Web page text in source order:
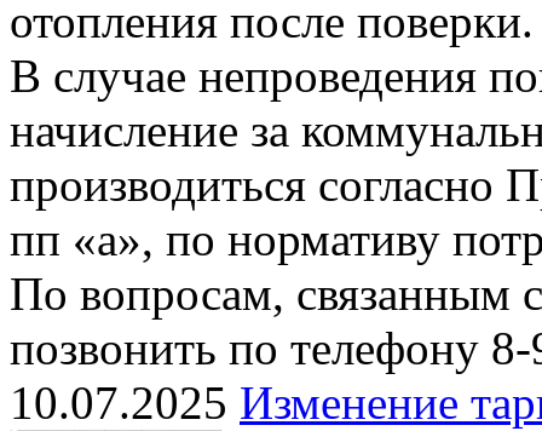
отопления после поверки.
В случае непроведения
начисление за
производиться
пп «а», по нормативу
По вопросам, связанным
позвонить по телефону
10.07.2025 Изменение